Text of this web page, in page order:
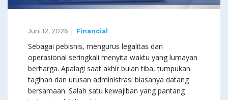
Juni 12, 2026 Financial
Sebagai pebisnis, mengurus legalitas dan
operasional seringkali menyita waktu yang lumayan
berharga. Apalagi saat akhir bulan tiba, tumpukan
tagihan dan urusan administrasi biasanya datang
bersamaan. Salah satu kewajiban yang pantang